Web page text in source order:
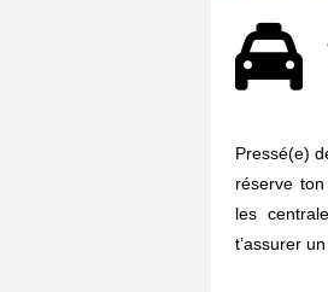
Pressé(e)
réserve
les
t’assurer